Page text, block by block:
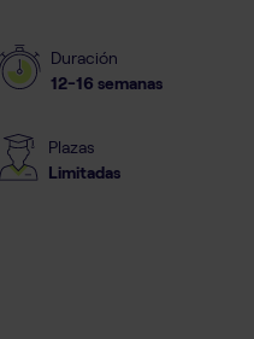
Duración
12-16 semanas
Plazas
Limitadas